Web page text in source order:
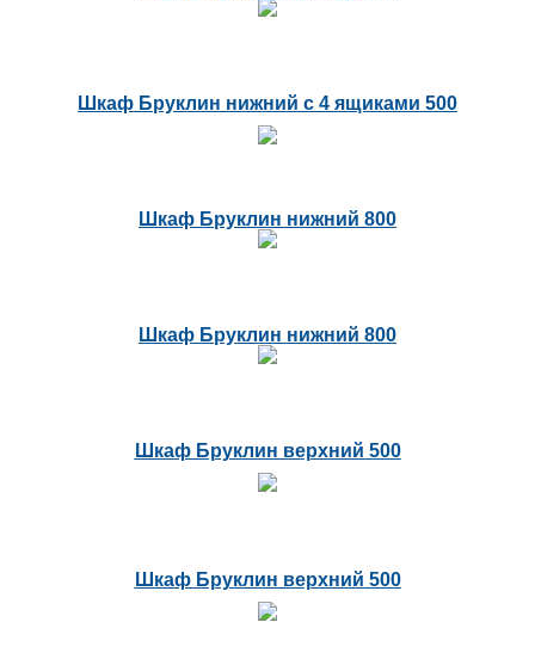
Шкаф Бруклин нижний с 4 ящиками 500
Шкаф Бруклин нижний 800
Шкаф Бруклин нижний 800
Шкаф Бруклин верхний 500
Шкаф Бруклин верхний 500